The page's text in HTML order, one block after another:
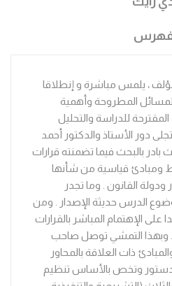
، يلمس مباشرة و إنطلاقا
المطروحة وأهمية
للدراسة والتحليل
دور الأستاذ والدكتور أحمد
بالبحث فيما تضمنته قرارات
ومبادئ قياسية من شأنها
القانون . وما تجدر
الدرس حديثة الإصدار . ومن
على الإهتمام المباشر بالقرارات
وبهذا التمشي توصل صاحب
ذات العلاقة بالمحاور
الدستور وتخص بالأساس تنظيم